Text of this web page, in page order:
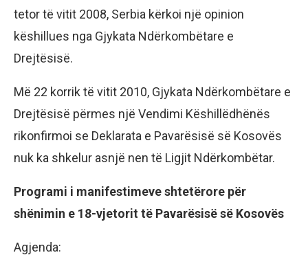
tetor të vitit 2008, Serbia kërkoi një opinion
këshillues nga Gjykata Ndërkombëtare e
Drejtësisë.
Më 22 korrik të vitit 2010, Gjykata Ndërkombëtare e
Drejtësisë përmes një Vendimi Këshillëdhënës
rikonfirmoi se Deklarata e Pavarësisë së Kosovës
nuk ka shkelur asnjë nen të Ligjit Ndërkombëtar.
Programi i manifestimeve shtetërore për
shënimin e 18-vjetorit të Pavarësisë së Kosovës
Agjenda: